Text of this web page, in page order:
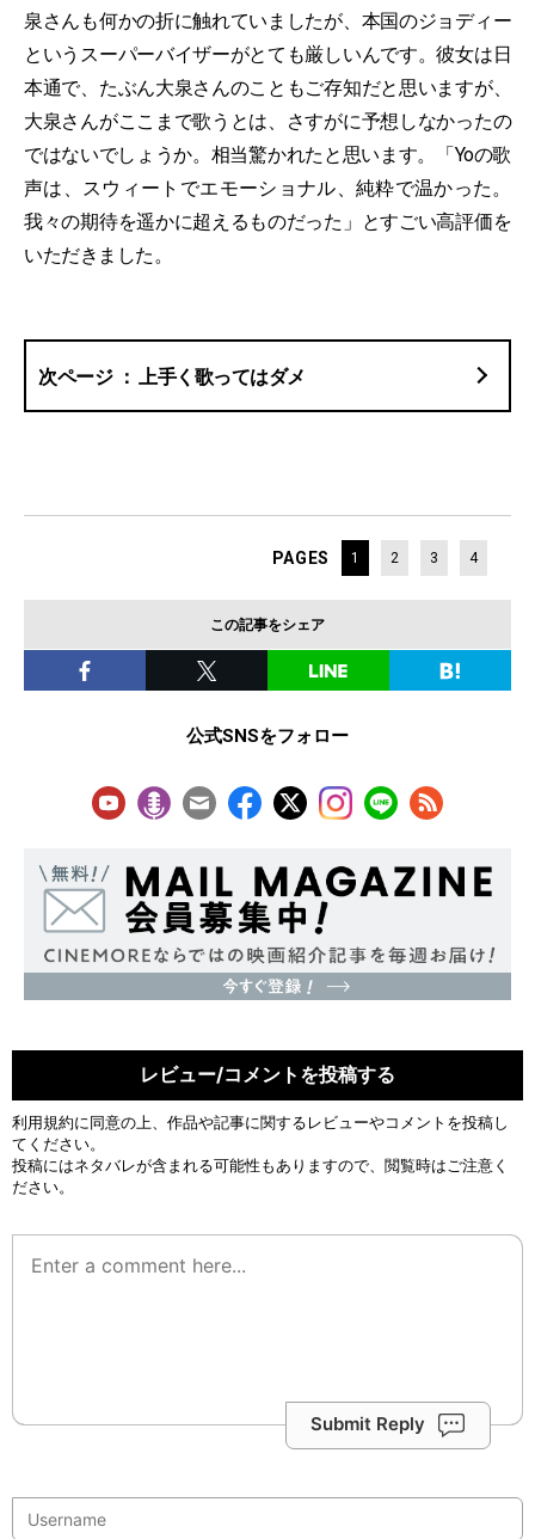
泉さんも何かの折に触れていましたが、本国のジョディー
というスーパーバイザーがとても厳しいんです。彼女は日
本通で、たぶん大泉さんのこともご存知だと思いますが、
大泉さんがここまで歌うとは、さすがに予想しなかったの
ではないでしょうか。相当驚かれたと思います。「Yoの歌
声は、スウィートでエモーショナル、純粋で温かった。
我々の期待を遥かに超えるものだった」とすごい高評価を
いただきました。
上手く歌ってはダメ
PAGES 1 2 3 4
この記事をシェア
公式SNSをフォロー
レビュー/コメントを投稿する
利用規約に同意の上、作品や記事に関するレビューやコメントを投稿し
てください。
投稿にはネタバレが含まれる可能性もありますので、閲覧時はご注意く
ださい。
Submit Reply